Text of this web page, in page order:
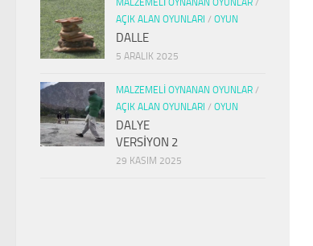
MALZEMELI OYNANAN OYUNLAR /
AÇIK ALAN OYUNLARI / OYUN
DALLE
5 ARALIK 2025
MALZEMELI OYNANAN OYUNLAR /
AÇIK ALAN OYUNLARI / OYUN
DALYE
VERSİYON 2
29 KASIM 2025